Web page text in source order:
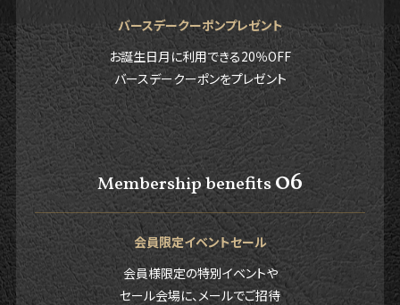
バースデークーポンプレゼント
お誕生日月に利用できる20％OFF
バースデークーポンをプレゼント
Membership benefits06
会員限定イベントセール
会員様限定の特別イベントや
セール会場に、メールでご招待